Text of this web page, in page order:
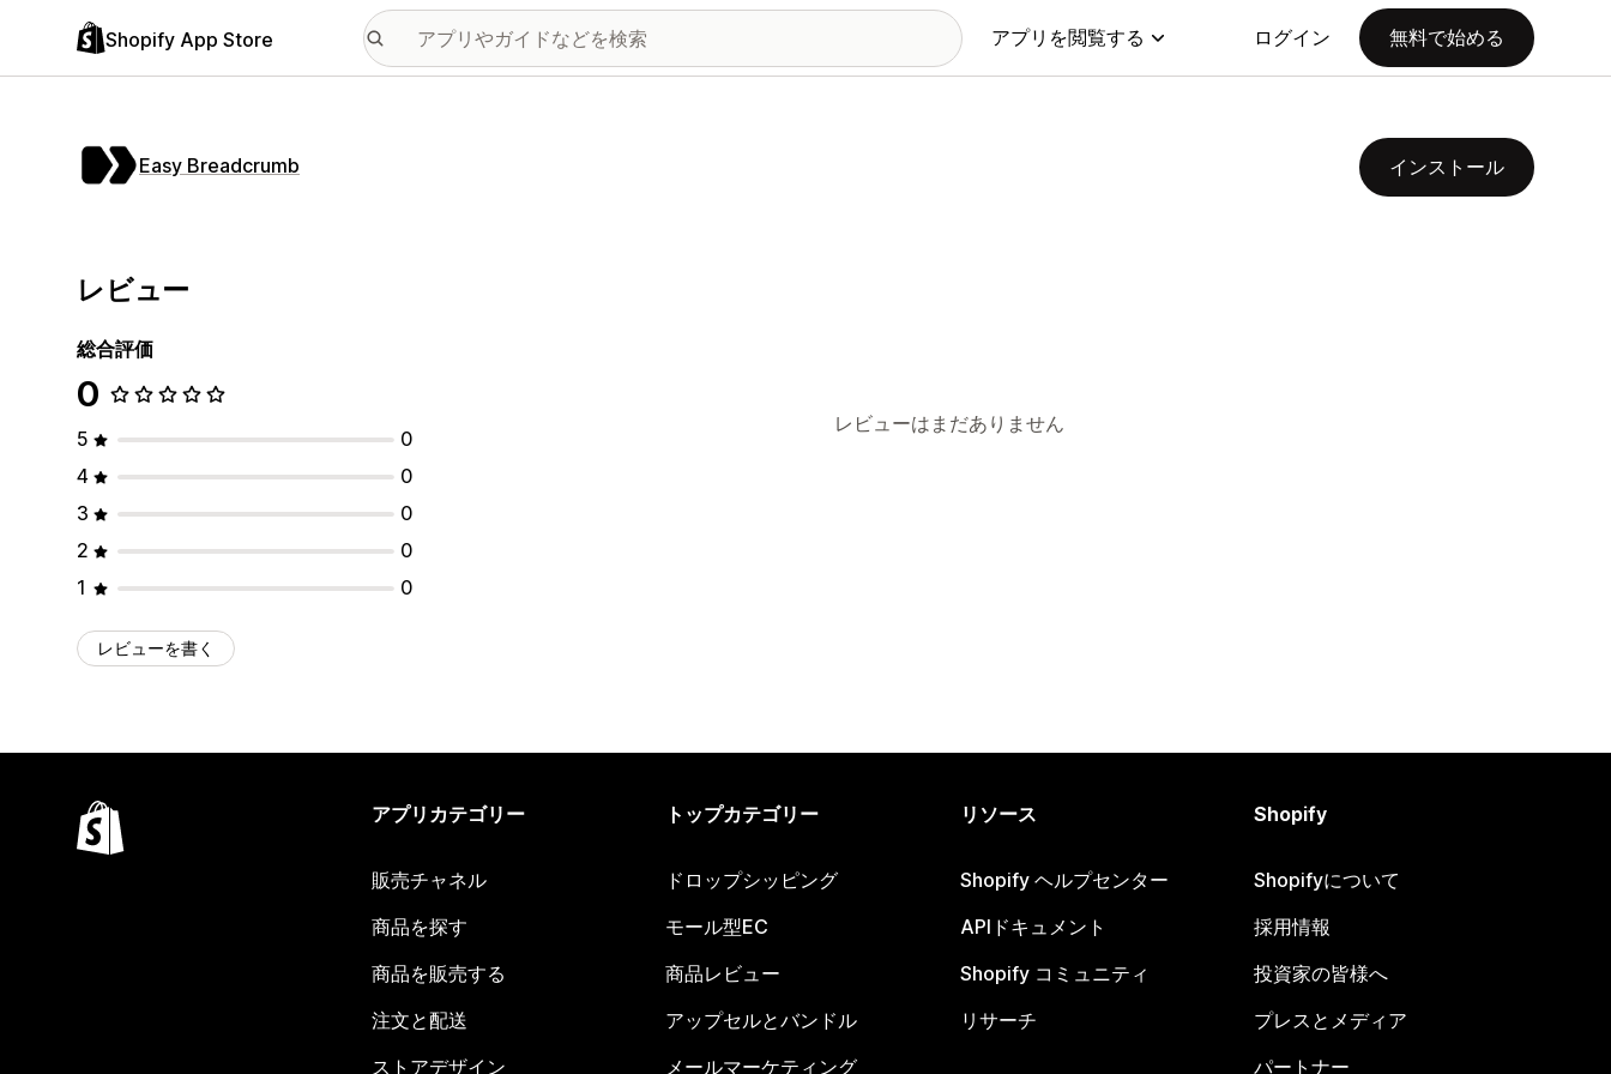
Shopify App Store アプリを閲覧する ログイン 無料で始める
Easy Breadcrumb インストール
レビュー
総合評価
0
5
0
4
0
3
0
2
0
1
0
レビューを書く
レビューはまだありません
アプリカテゴリー
販売チャネル
商品を探す
商品を販売する
注文と配送
ストアデザイン
トップカテゴリー
ドロップシッピング
モール型EC
商品レビュー
アップセルとバンドル
メールマーケティング
リソース
Shopify ヘルプセンター
APIドキュメント
Shopify コミュニティ
リサーチ
Shopify
Shopifyについて
採用情報
投資家の皆様へ
プレスとメディア
パートナー